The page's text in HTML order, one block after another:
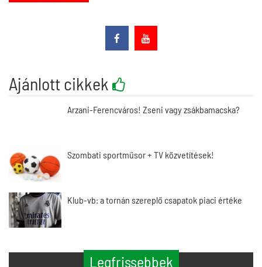
Ajánlott cikkek
Arzani-Ferencváros! Zseni vagy zsákbamacska?
Szombati sportműsor + TV közvetítések!
Klub-vb: a tornán szereplő csapatok piaci értéke
Legfrissebbek